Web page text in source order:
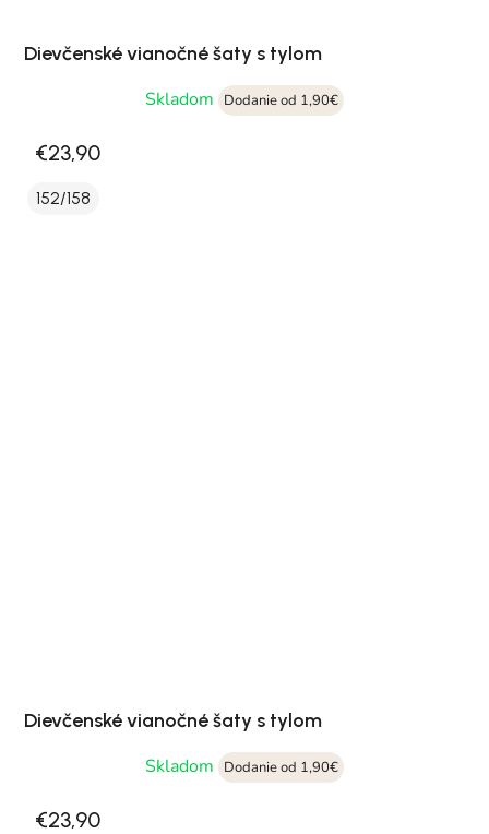
Dievčenské vianočné šaty s tylom
Skladom
Dodanie od 1,90€
€23,90
152/158
Dievčenské vianočné šaty s tylom
Skladom
Dodanie od 1,90€
€23,90